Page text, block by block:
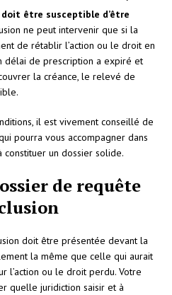
être susceptible d’être
ne peut intervenir que si la
de rétablir l’action ou le droit en
délai de prescription a expiré et
la créance, le relevé de
il est vivement conseillé de
pourra vous accompagner dans
un dossier solide.
de requête
doit être présentée devant la
la même que celle qui aurait
l’action ou le droit perdu. Votre
quelle juridiction saisir et à